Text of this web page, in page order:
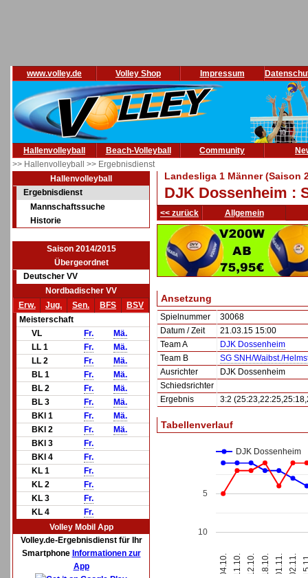
www.volley.de Volley Shop Impressum
Hallenvolleyball Beach-Volleyball Community
>> Hallenvolleyball >> Ergebnisdienst
Hallenvolleyball
Ergebnisdienst
Mannschaftssuche
Historie
Saison 2014/2015
Übergeordnet
Deutscher VV
Nordbadischer VV
Erw.
Jug. Sen. BFS
BSV
Meisterschaft
VL
Fr.
Mä.
LL 1
Fr.
Mä.
LL 2
Fr.
Mä.
BL 1
Fr.
Mä.
BL 2
Fr.
Mä.
BL 3
Fr.
Mä.
BKl 1
Fr.
Mä.
BKl 2
Fr.
Mä.
BKl 3
Fr.
BKl 4
Fr.
KL 1
Fr.
KL 2
Fr.
KL 3
Fr.
KL 4
Fr.
Volley Mobil App
Volley.de-Ergebnisdienst für Ihr
Smartphone Informationen zur
App
Landesliga 1 Männer (Saison
DJK Dossenheim :
<< zurück Allgemein
Ansetzung
Spielnummer
30068
Datum / Zeit
21.03.15 15:00
Team A
DJK Dossenheim
Team B
SG SNH/Waibst./
Ausrichter
DJK Dossenheim
Schiedsrichter
Ergebnis
3:2
Tabellenverlauf
DJK Dossenheim
04.10. 11.10. 12.10. 18.10. 01.11. 02.11.
5
10